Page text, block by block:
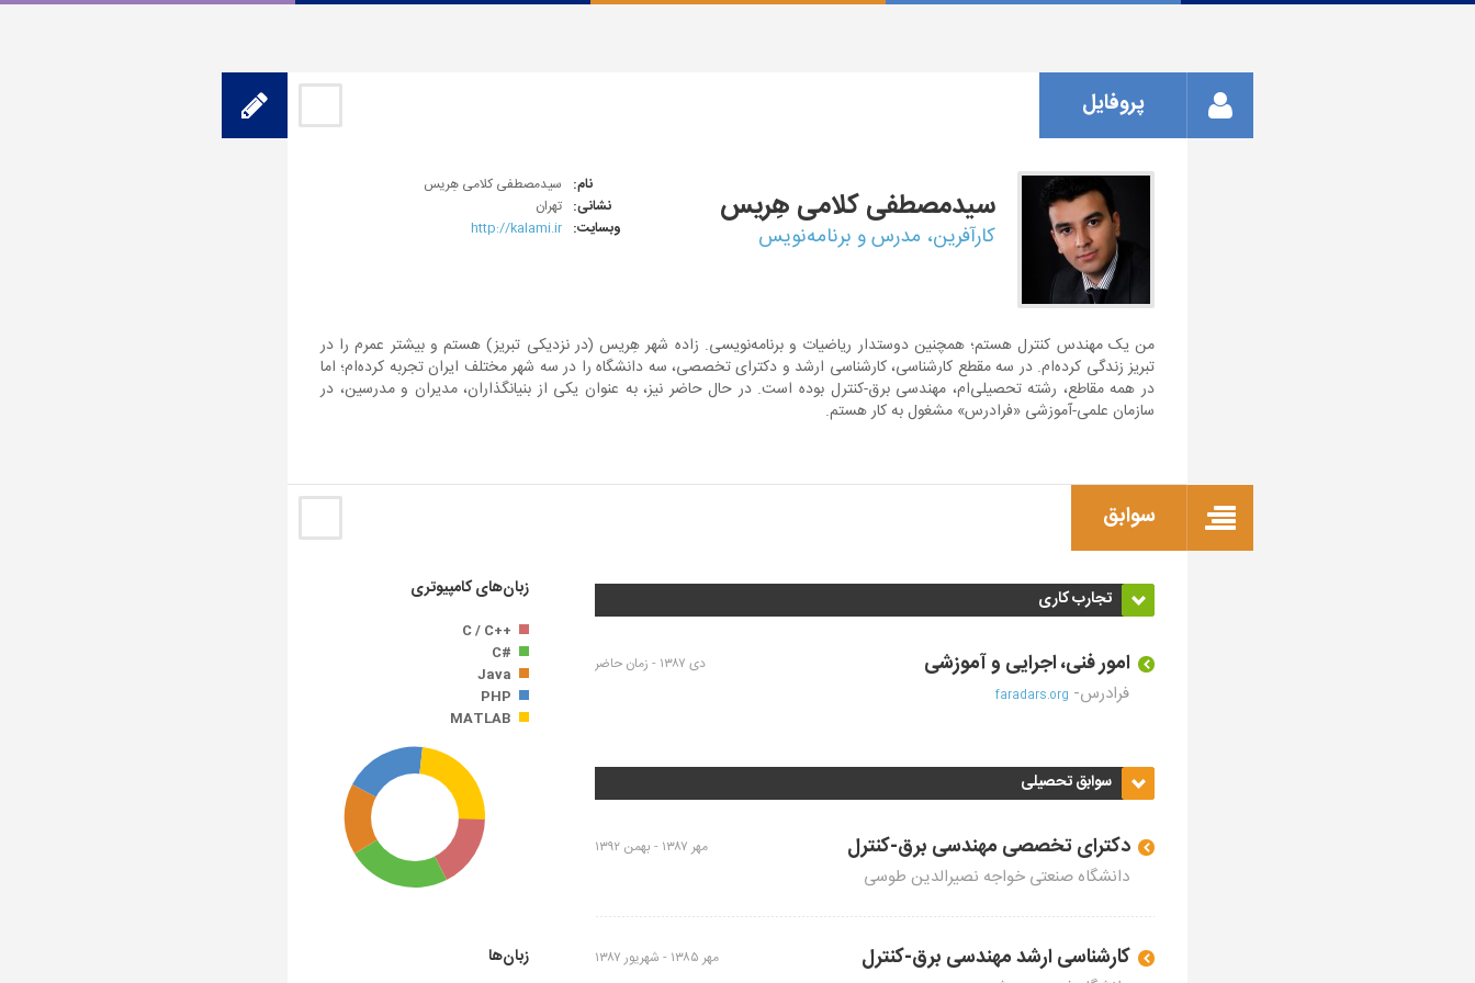
پروفایل
سیدمصطفیکلامی هِریس
کارآفرین، مدرس و برنامه‌نویس
نام: سیدمصطفی کلامی هِریس
نشانی: تهران
وبسایت: http://kalami.ir
من یک مهندس کنترل هستم؛ همچنین دوستدار ریاضیات و برنامه‌نویسی. زاده شهر هِریس (در نزدیکی تبریز) هستم و بیشتر عمرم را در
تبریز زندگی کرده‌ام. در سه مقطع کارشناسی، کارشناسی ارشد و دکترای تخصصی، سه دانشگاه را در سه شهر مختلف ایران تجربه کرده‌ام؛ اما
در همه مقاطع، رشته تحصیلی‌ام، مهندسی برق-کنترل بوده است. در حال حاضر نیز، به عنوان یکی از بنیانگذاران، مدیران و مدرسین، در
سازمان علمی-آموزشی «فرادرس» مشغول به کار هستم.
سوابق
زبان‌های کامپیوتری
++C / C
#C
Java
PHP
MATLAB
زبان‌ها
تجارب کاری
دی ۱۳۸۷ - زمان حاضر امور فنی، اجرایی و آموزشی
فرادرس- faradars.org
سوابق تحصیلی
مهر ۱۳۸۷ - بهمن ۱۳۹۲ دکترای تخصصی مهندسی برق-کنترل
دانشگاه صنعتی خواجه نصیرالدین طوسی
مهر ۱۳۸۵ - شهریور ۱۳۸۷ کارشناسی ارشد مهندسی برق-کنترل